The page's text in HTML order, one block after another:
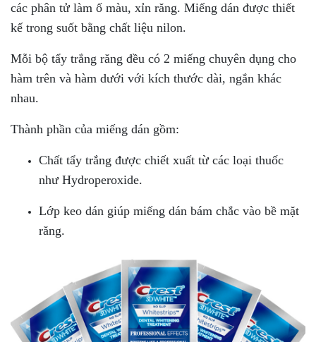
các phân tử làm ố màu, xỉn răng. Miếng dán được thiết
kế trong suốt bằng chất liệu nilon.
Mỗi bộ tẩy trắng răng đều có 2 miếng chuyên dụng cho
hàm trên và hàm dưới với kích thước dài, ngắn khác
nhau.
Thành phần của miếng dán gồm:
Chất tẩy trắng được chiết xuất từ các loại thuốc
như Hydroperoxide.
Lớp keo dán giúp miếng dán bám chắc vào bề mặt
răng.